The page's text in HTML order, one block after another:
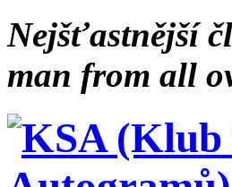
Nejšťastnější
man from all